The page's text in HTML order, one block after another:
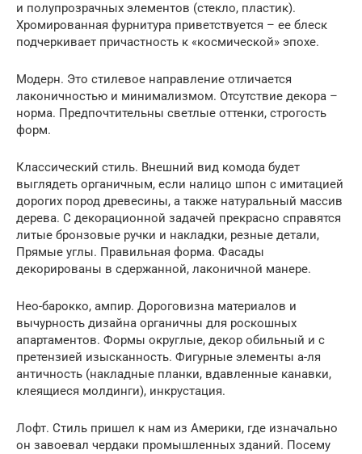
и полупрозрачных элементов (стекло, пластик).
Хромированная фурнитура приветствуется – ее блеск
подчеркивает причастность к «космической» эпохе.
Модерн. Это стилевое направление отличается
лаконичностью и минимализмом. Отсутствие декора –
норма. Предпочтительны светлые оттенки, строгость
форм.
Классический стиль. Внешний вид комода будет
выглядеть органичным, если налицо шпон с имитацией
дорогих пород древесины, а также натуральный массив
дерева. С декорационной задачей прекрасно справятся
литые бронзовые ручки и накладки, резные детали,
Прямые углы. Правильная форма. Фасады
декорированы в сдержанной, лаконичной манере.
Нео-барокко, ампир. Дороговизна материалов и
вычурность дизайна органичны для роскошных
апартаментов. Формы округлые, декор обильный и с
претензией изысканность. Фигурные элементы а-ля
античность (накладные планки, вдавленные канавки,
клеящиеся молдинги), инкрустация.
Лофт. Стиль пришел к нам из Америки, где изначально
он завоевал чердаки промышленных зданий. Посему